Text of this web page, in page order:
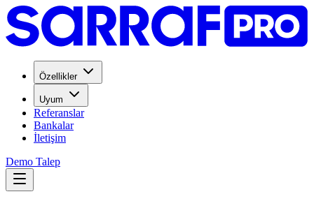
Özellikler
Uyum
Referanslar
Bankalar
İletişim
Demo Talep